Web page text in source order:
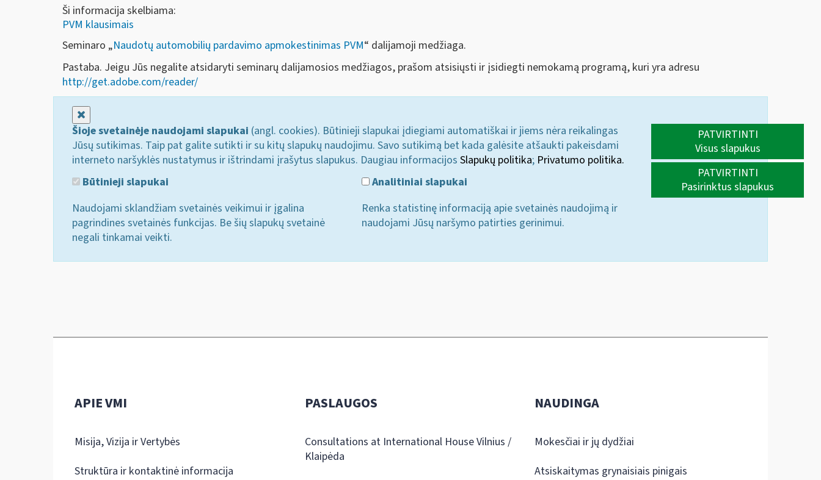
Ši informacija skelbiama:
PVM klausimais
Seminaro „Naudotų automobilių pardavimo apmokestinimas PVM“ dalijamoji medžiaga.
Pastaba. Jeigu Jūs negalite atsidaryti seminarų dalijamosios medžiagos, prašom atsisiųsti ir įsidiegti nemokamą programą, kuri yra adresu
http://get.adobe.com/reader/
Šioje svetainėje naudojami slapukai (angl. cookies). Būtinieji slapukai įdiegiami automatiškai ir jiems nėra reikalingas
Jūsų sutikimas. Taip pat galite sutikti ir su kitų slapukų naudojimu. Savo sutikimą bet kada galėsite atšaukti pakeisdami
interneto naršyklės nustatymus ir ištrindami įrašytus slapukus. Daugiau informacijos Slapukų politika; Privatumo politika.
Būtinieji slapukai
Naudojami sklandžiam svetainės veikimui ir įgalina
pagrindines svetainės funkcijas. Be šių slapukų svetainė
negali tinkamai veikti.
Analitiniai slapukai
Renka statistinę informaciją apie svetainės naudojimą ir
naudojami Jūsų naršymo patirties gerinimui.
PATVIRTINTI
Visus slapukus
PATVIRTINTI
Pasirinktus slapukus
APIE VMI
Misija, Vizija ir Vertybės
Struktūra ir kontaktinė informacija
PASLAUGOS
Consultations at International House Vilnius /
Klaipėda
NAUDINGA
Mokesčiai ir jų dydžiai
Atsiskaitymas grynaisiais pinigais